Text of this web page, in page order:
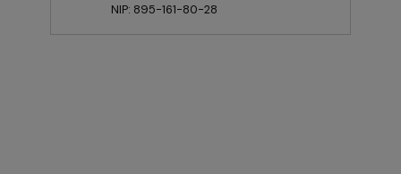
NIP: 895-161-80-28